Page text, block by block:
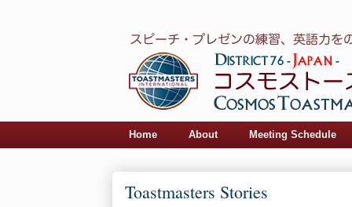
Home About Meeting Schedule
Toastmasters Stories